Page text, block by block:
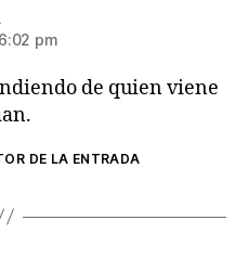
dice:
pm
de quien viene
DE LA ENTRADA